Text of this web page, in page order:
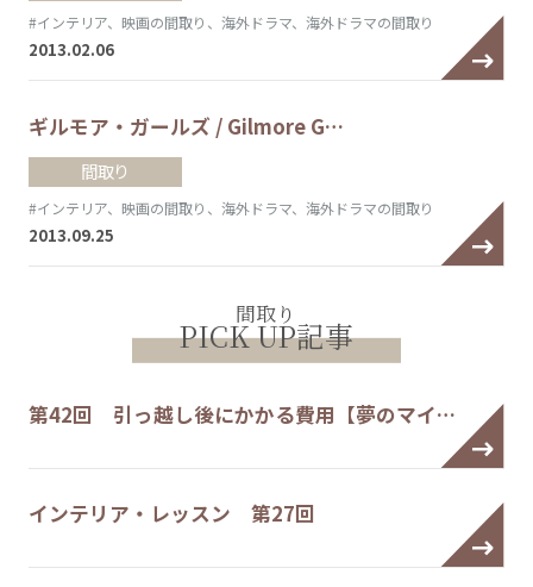
#インテリア、映画の間取り、海外ドラマ、海外ドラマの間取り
2013.02.06
ギルモア・ガールズ / Gilmore G…
間取り
#インテリア、映画の間取り、海外ドラマ、海外ドラマの間取り
2013.09.25
間取り
PICK UP記事
第42回 引っ越し後にかかる費用【夢のマイ…
インテリア・レッスン 第27回